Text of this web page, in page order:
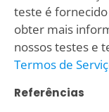
teste é
obter mais
nossos testes e
Termos de
Referências